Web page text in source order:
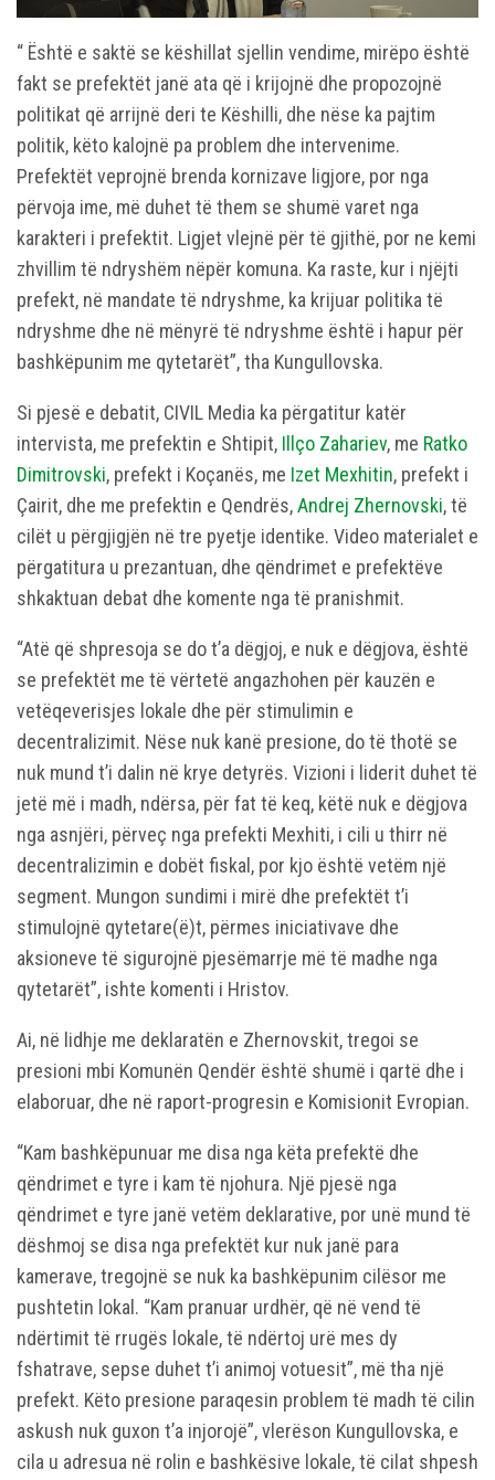
“ Është e saktë se këshillat sjellin vendime, mirëpo është
fakt se prefektët janë ata që i krijojnë dhe propozojnë
politikat që arrijnë deri te Këshilli, dhe nëse ka pajtim
politik, këto kalojnë pa problem dhe intervenime.
Prefektët veprojnë brenda kornizave ligjore, por nga
përvoja ime, më duhet të them se shumë varet nga
karakteri i prefektit. Ligjet vlejnë për të gjithë, por ne kemi
zhvillim të ndryshëm nëpër komuna. Ka raste, kur i njëjti
prefekt, në mandate të ndryshme, ka krijuar politika të
ndryshme dhe në mënyrë të ndryshme është i hapur për
bashkëpunim me qytetarët”, tha Kungullovska.
Si pjesë e debatit, CIVIL Media ka përgatitur katër
intervista, me prefektin e Shtipit, Illço Zahariev, me Ratko
Dimitrovski, prefekt i Koçanës, me Izet Mexhitin, prefekt i
Çairit, dhe me prefektin e Qendrës,Andrej Zhernovski, të
cilët u përgjigjën në tre pyetje identike. Video materialet e
përgatitura u prezantuan, dhe qëndrimet e prefektëve
shkaktuan debat dhe komente nga të pranishmit.
“Atë që shpresoja se do t’a dëgjoj, e nuk e dëgjova, është
se prefektët me të vërtetë angazhohen për kauzën e
vetëqeverisjes lokale dhe për stimulimin e
decentralizimit. Nëse nuk kanë presione, do të thotë se
nuk mund t’i dalin në krye detyrës. Vizioni i liderit duhet të
jetë më i madh, ndërsa, për fat të keq, këtë nuk e dëgjova
nga asnjëri, përveç nga prefekti Mexhiti, i cili u thirr në
decentralizimin e dobët fiskal, por kjo është vetëm një
segment. Mungon sundimi i mirë dhe prefektët t’i
stimulojnë qytetare(ë)t, përmes iniciativave dhe
aksioneve të sigurojnë pjesëmarrje më të madhe nga
qytetarët”, ishte komenti i Hristov.
Ai, në lidhje me deklaratën e Zhernovskit, tregoi se
presioni mbi Komunën Qendër është shumë i qartë dhe i
elaboruar, dhe në raport-progresin e Komisionit Evropian.
“Kam bashkëpunuar me disa nga këta prefektë dhe
qëndrimet e tyre i kam të njohura. Një pjesë nga
qëndrimet e tyre janë vetëm deklarative, por unë mund të
dëshmoj se disa nga prefektët kur nuk janë para
kamerave, tregojnë se nuk ka bashkëpunim cilësor me
pushtetin lokal. “Kam pranuar urdhër, që në vend të
ndërtimit të rrugës lokale, të ndërtoj urë mes dy
fshatrave, sepse duhet t’i animoj votuesit”, më tha një
prefekt. Këto presione paraqesin problem të madh të cilin
askush nuk guxon t’a injorojë”, vlerëson Kungullovska, e
cila u adresua në rolin e bashkësive lokale, të cilat shpesh